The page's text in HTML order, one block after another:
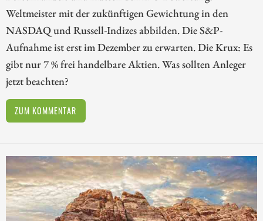
Weltmeister mit der zukünftigen Gewichtung in den
NASDAQ und Russell-Indizes abbilden. Die S&P-
Aufnahme ist erst im Dezember zu erwarten. Die Krux: Es
gibt nur 7 % frei handelbare Aktien. Was sollten Anleger
jetzt beachten?
ZUM KOMMENTAR